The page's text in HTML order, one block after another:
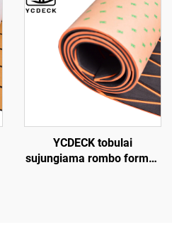
kilimas, šaldytuvų dangos,
netaškančios savikliuvinės
grindys valtims Jon Boats,
jachtų grindims
YCDECK tobulai
sujungiama rombo formos